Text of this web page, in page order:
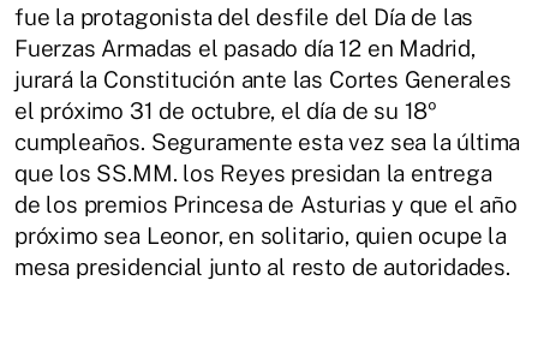
fue la protagonista del desfile del Día de las
Fuerzas Armadas el pasado día 12 en Madrid,
jurará la Constitución ante las Cortes Generales
el próximo 31 de octubre, el día de su 18º
cumpleaños. Seguramente esta vez sea la última
que los SS.MM. los Reyes presidan la entrega
de los premios Princesa de Asturias y que el año
próximo sea Leonor, en solitario, quien ocupe la
mesa presidencial junto al resto de autoridades.